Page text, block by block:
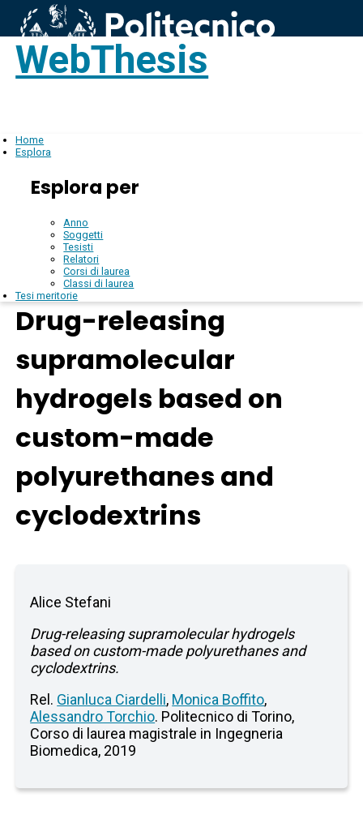
WebThesis
Home
Esplora
Esplora per
Anno
Soggetti
Tesisti
Relatori
Corsi di laurea
Classi di laurea
Tesi meritorie
Drug-releasing
supramolecular
hydrogels based on
custom-made
polyurethanes and
cyclodextrins
Alice Stefani
Drug-releasing supramolecular hydrogels
based on custom-made polyurethanes and
cyclodextrins.
Rel. Gianluca Ciardelli, Monica Boffito,
Alessandro Torchio. Politecnico di Torino,
Corso di laurea magistrale in Ingegneria
Biomedica, 2019